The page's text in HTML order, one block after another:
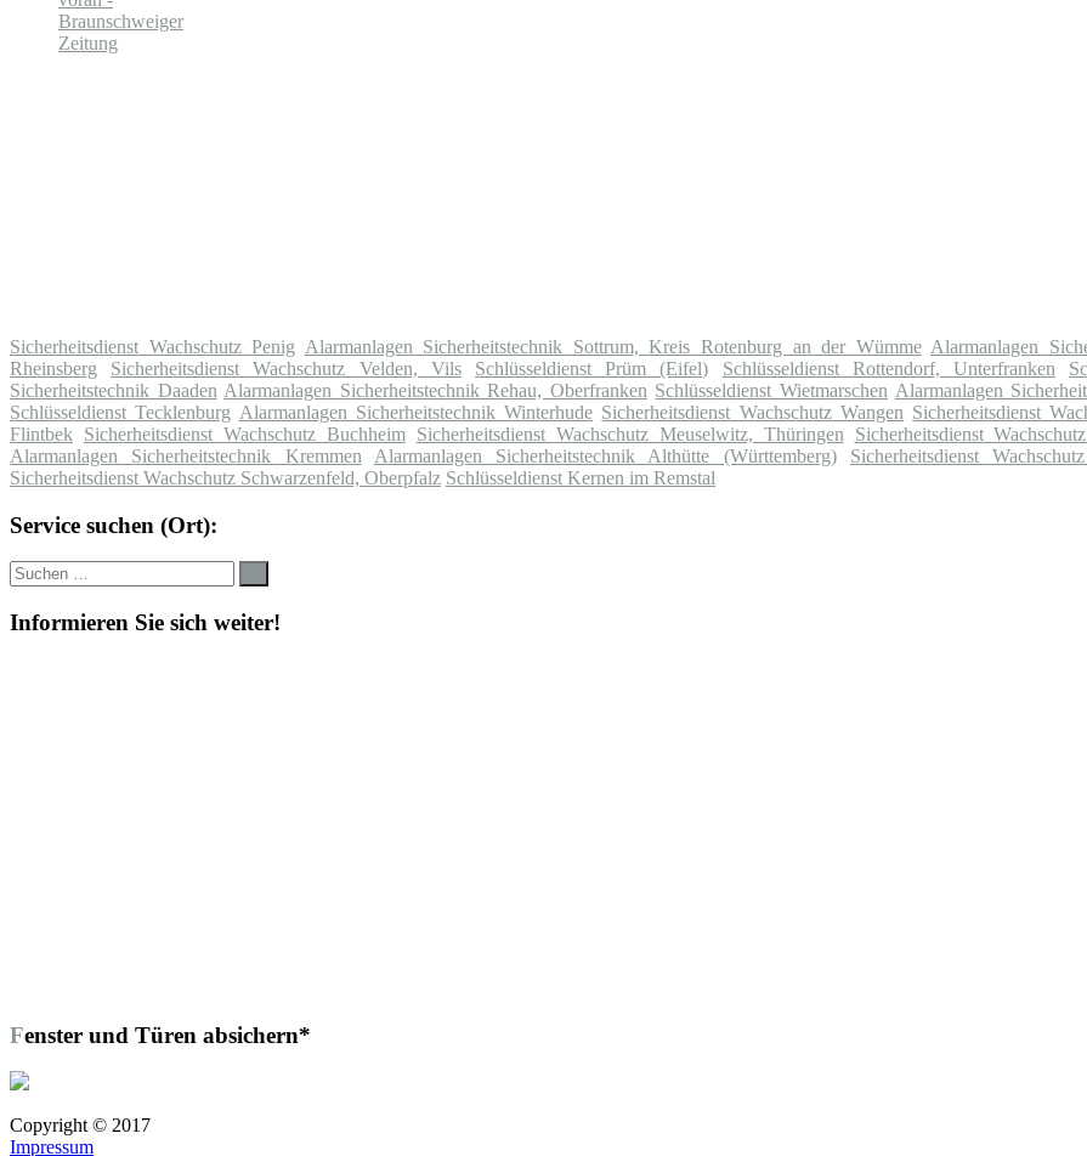
Sicherheitsdienst Wachschutz Penig Alarmanlagen Sicherheitstechnik Sottrum, Kreis Rotenburg an der Wümme Alarmanlagen
Rheinsberg
Sicherheitsdienst Wachschutz Velden, Vils Schlüsseldienst Prüm (Eifel) Schlüsseldienst Rottendorf, Unterfranken
Sicherheitstechnik Daaden Alarmanlagen Sicherheitstechnik Rehau, Oberfranken Schlüsseldienst Wietmarschen Alarmanlagen
Schlüsseldienst Tecklenburg Alarmanlagen Sicherheitstechnik Winterhude Sicherheitsdienst Wachschutz Wangen Sicherheitsdienst
Flintbek Sicherheitsdienst Wachschutz Buchheim Sicherheitsdienst Wachschutz Meuselwitz, Thüringen Sicherheitsdienst
Alarmanlagen Sicherheitstechnik Kremmen
Alarmanlagen Sicherheitstechnik Althütte (Württemberg) Sicherheitsdienst
Sicherheitsdienst Wachschutz Schwarzenfeld, Oberpfalz Schlüsseldienst Kernen im Remstal
Service suchen (Ort):
Suche
nach:
Informieren Sie sich weiter!
Fenster und Türen absichern*
Copyright © 2017
Impressum